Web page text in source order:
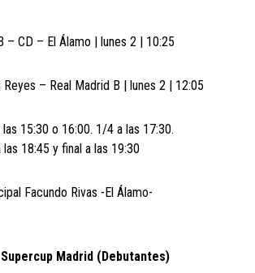
– CD – El Álamo | lunes 2 | 10:25
Reyes – Real Madrid B | lunes 2 | 12:05
15:30 o 16:00. 1/4 a las 17:30.
18:45 y final a las 19:30
Facundo Rivas -El Álamo-
Madrid (Debutantes)